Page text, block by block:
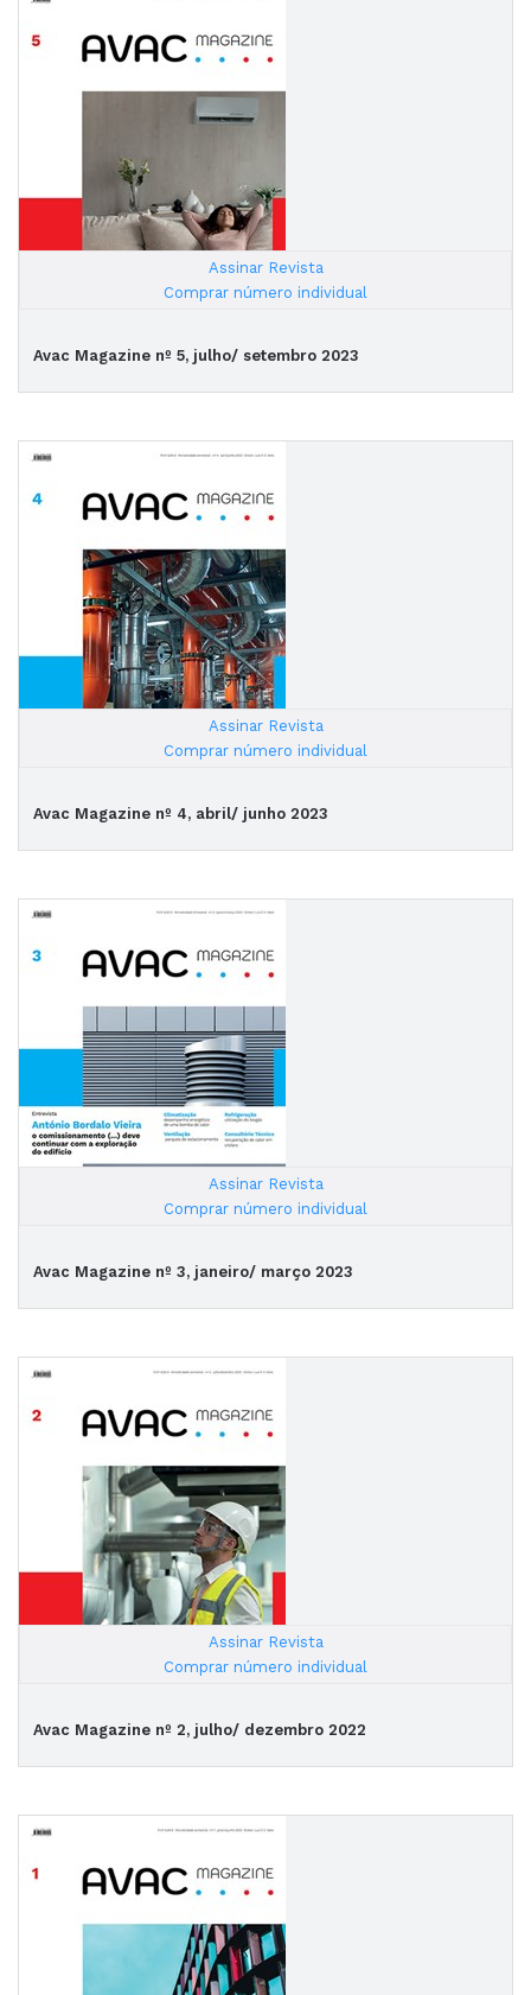
Assinar Revista
Comprar número individual
Avac Magazine nº 5, julho/ setembro 2023
Assinar Revista
Comprar número individual
Avac Magazine nº 4, abril/ junho 2023
Assinar Revista
Comprar número individual
Avac Magazine nº 3, janeiro/ março 2023
Assinar Revista
Comprar número individual
Avac Magazine nº 2, julho/ dezembro 2022